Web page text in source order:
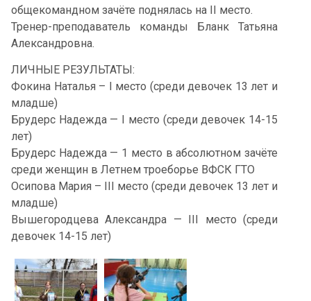
общекомандном зачёте поднялась на II место.
Тренер-преподаватель команды Бланк Татьяна
Александровна.
ЛИЧНЫЕ РЕЗУЛЬТАТЫ:
Фокина Наталья – I место (среди девочек 13 лет и
младше)
Брудерс Надежда — I место (среди девочек 14-15
лет)
Брудерс Надежда — 1 место в абсолютном зачёте
среди женщин в Летнем троеборье ВФСК ГТО
Осипова Мария – III место (среди девочек 13 лет и
младше)
Вышегородцева Александра — III место (среди
девочек 14-15 лет)